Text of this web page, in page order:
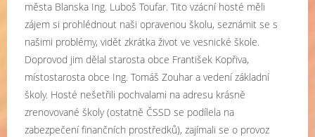
města Blanska Ing. Luboš Toufar. Tito vzácní hosté měli
zájem si prohlédnout naši opravenou školu, seznámit se s
našimi problémy, vidět zkrátka život ve vesnické škole.
Doprovod jim dělal starosta obce František Kopřiva,
místostarosta obce Ing. Tomáš Zouhar a vedení základní
školy. Hosté nešetřili pochvalami na adresu krásně
zrenovované školy (ostatně ČSSD se podílela na
zabezpečení finančních prostředků), zajímali se o provoz